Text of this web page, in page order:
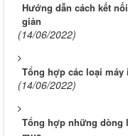
Hướng dẫn cách kết
giản
(14/06/2022)
Tổng hợp các loại máy
(14/06/2022)
Tổng hợp những dòng